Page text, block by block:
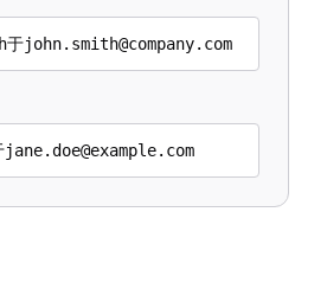
john.smith@company.com
jane.doe@example.com